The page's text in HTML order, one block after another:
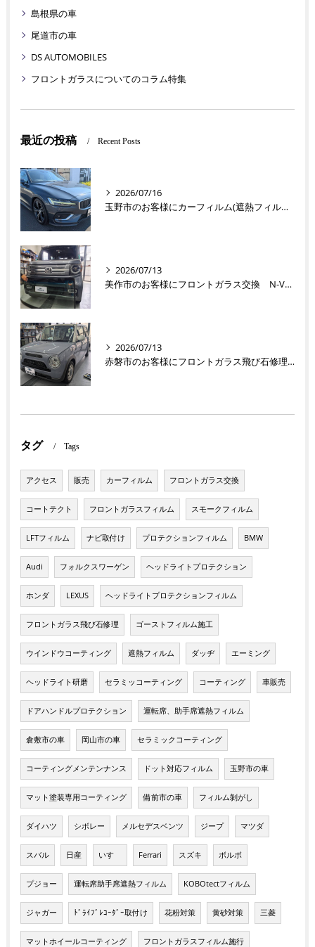
島根県の車
尾道市の車
DS AUTOMOBILES
フロントガラスについてのコラム特集
最近の投稿 Recent Posts
2026/07/16
玉野市のお客様にカーフィルム(遮熱フィルム) V60【nexus株式会社】
2026/07/13
美作市のお客様にフロントガラス交換 N-VAN【nexus株式会社】
2026/07/13
赤磐市のお客様にフロントガラス飛び石修理 ラパン【nexus株式会社】
タグ Tags
アクセス 販売 カーフィルム フロントガラス交換
コートテクト フロントガラスフィルム スモークフィルム
LFTフィルム ナビ取付け プロテクションフィルム BMW
Audi フォルクスワーゲン ヘッドライトプロテクション
ホンダ LEXUS ヘッドライトプロテクションフィルム
フロントガラス飛び石修理 ゴーストフィルム施工
ウインドウコーティング 遮熱フィルム ダッヂ エーミング
ヘッドライト研磨 セラミッコーティング コーティング 車販売
ドアハンドルプロテクション 運転席、助手席遮熱フィルム
倉敷市の車 岡山市の車 セラミックコーティング
コーティングメンテンナンス ドット対応フィルム 玉野市の車
マット塗装専用コーティング 備前市の車 フィルム剝がし
ダイハツ シボレー メルセデスベンツ ジープ マツダ
スバル 日産 いすゞ Ferrari スズキ ボルボ
プジョー 運転席助手席遮熱フィルム KOBOtectフィルム
ジャガー ﾄﾞﾗｲﾌﾞﾚｺｰﾀﾞｰ取付け 花粉対策 黄砂対策 三菱
マットホイールコーティング フロントガラスフィルム施行